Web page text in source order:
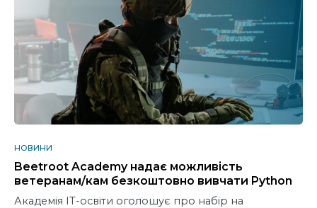
НОВИНИ
Beetroot Academy надає можливість
ветеранам/кам безкоштовно вивчати Python
Академія IT-освіти оголошує про набір на